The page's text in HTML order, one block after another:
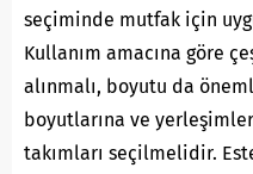
seçiminde mutfak için
Kullanım amacına göre
alınmalı, boyutu da
boyutlarına ve
takımları seçilmelidir.